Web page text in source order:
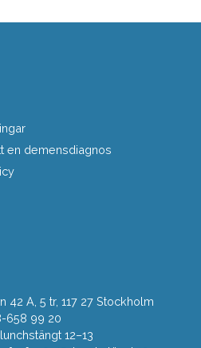
en demensdiagnos
A, 5 tr, 117 27 Stockholm
658 99 20
12–13